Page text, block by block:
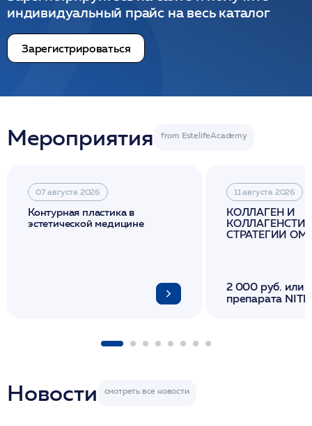
индивидуальный прайс на весь каталог
Зарегистрироваться
Мероприятия
07 августа 2026
Контурная пластика в
эстетической медицине
11 августа 2026
КОЛЛАГЕН И
СТРАТЕГИИ
2 000 руб. или
препарата
Новости